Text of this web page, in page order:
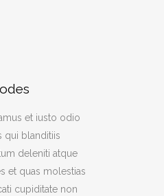
et iusto odio
qui blanditiis
deleniti atque
et quas molestias
cupiditate non